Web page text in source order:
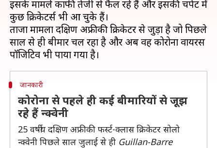
इसके मामले काफी तेजी से फैल रहे हैं और इसकी चपेट में
कुछ क्रिकेटर्स भी आ चुके हैं।
ताजा मामला दक्षिण अफ्रीकी क्रिकेटर से जुड़ा है जो पिछले
साल से ही बीमार चल रहा है और अब वह कोरोना वायरस
जानकारी
कोरोना से पहले ही कई बीमारियों से जूझ
रहे हैं न्क्वेनी
25 वर्षीय दक्षिण अफ्रीकी फर्स्ट-क्लास क्रिकेटर सोलो
न्क्वेनी पिछले साल जुलाई से ही Guillan-Barre